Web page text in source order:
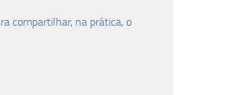
compartilhar, na prática, o